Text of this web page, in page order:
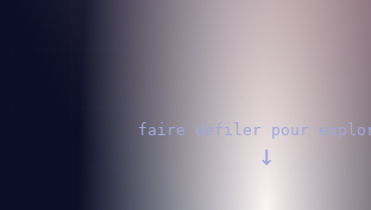
faire défiler pour